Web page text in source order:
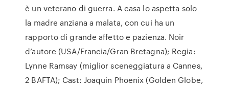
è un veterano di guerra. A casa lo aspetta solo
la madre anziana a malata, con cui ha un
rapporto di grande affetto e pazienza. Noir
d’autore (USA/Francia/Gran Bretagna); Regia:
Lynne Ramsay (miglior sceneggiatura a Cannes,
2 BAFTA); Cast: Joaquin Phoenix (Golden Globe,